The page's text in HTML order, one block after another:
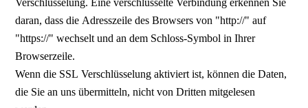
daran, dass die Adresszeile des Browsers von "http://" auf
"https://" wechselt und an dem Schloss-Symbol in Ihrer
Browserzeile.
Wenn die SSL Verschlüsselung aktiviert ist, können die Daten,
die Sie an uns übermitteln, nicht von Dritten mitgelesen